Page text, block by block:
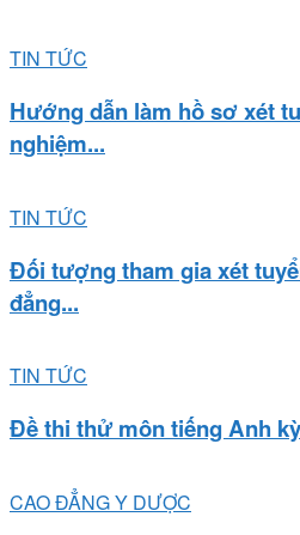
TIN TỨC
Hướng dẫn làm hồ sơ xét
nghiệm...
TIN TỨC
Đối tượng tham gia xét
đẳng...
TIN TỨC
Đề thi thử môn tiếng Anh
CAO ĐẲNG Y DƯỢC